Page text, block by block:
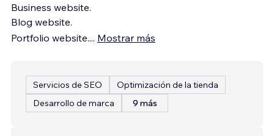
Business website.
Blog website.
Portfolio website.... Mostrar más
Servicios de SEO
Optimización de la tienda
Desarrollo de marca
9 más